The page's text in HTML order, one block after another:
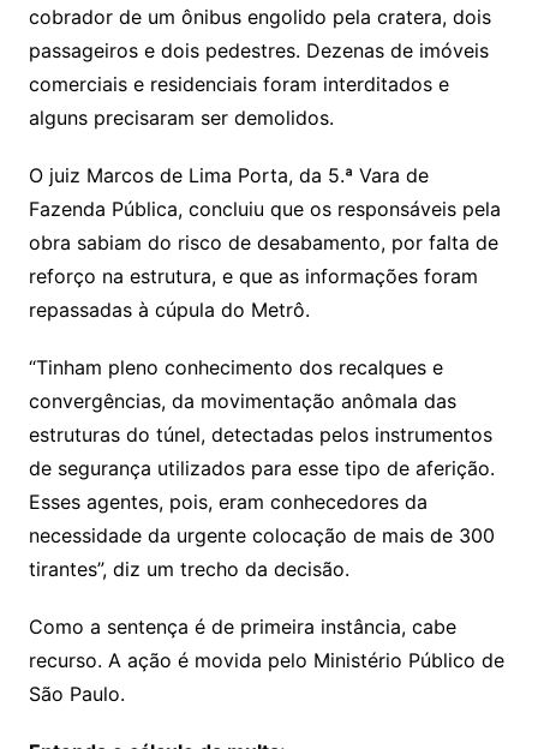
cobrador de um ônibus engolido pela cratera, dois
passageiros e dois pedestres. Dezenas de imóveis
comerciais e residenciais foram interditados e
alguns precisaram ser demolidos.
O juiz Marcos de Lima Porta, da 5.ª Vara de
Fazenda Pública, concluiu que os responsáveis pela
obra sabiam do risco de desabamento, por falta de
reforço na estrutura, e que as informações foram
repassadas à cúpula do Metrô.
“Tinham pleno conhecimento dos recalques e
convergências, da movimentação anômala das
estruturas do túnel, detectadas pelos instrumentos
de segurança utilizados para esse tipo de aferição.
Esses agentes, pois, eram conhecedores da
necessidade da urgente colocação de mais de 300
tirantes”, diz um trecho da decisão.
Como a sentença é de primeira instância, cabe
recurso. A ação é movida pelo Ministério Público de
São Paulo.